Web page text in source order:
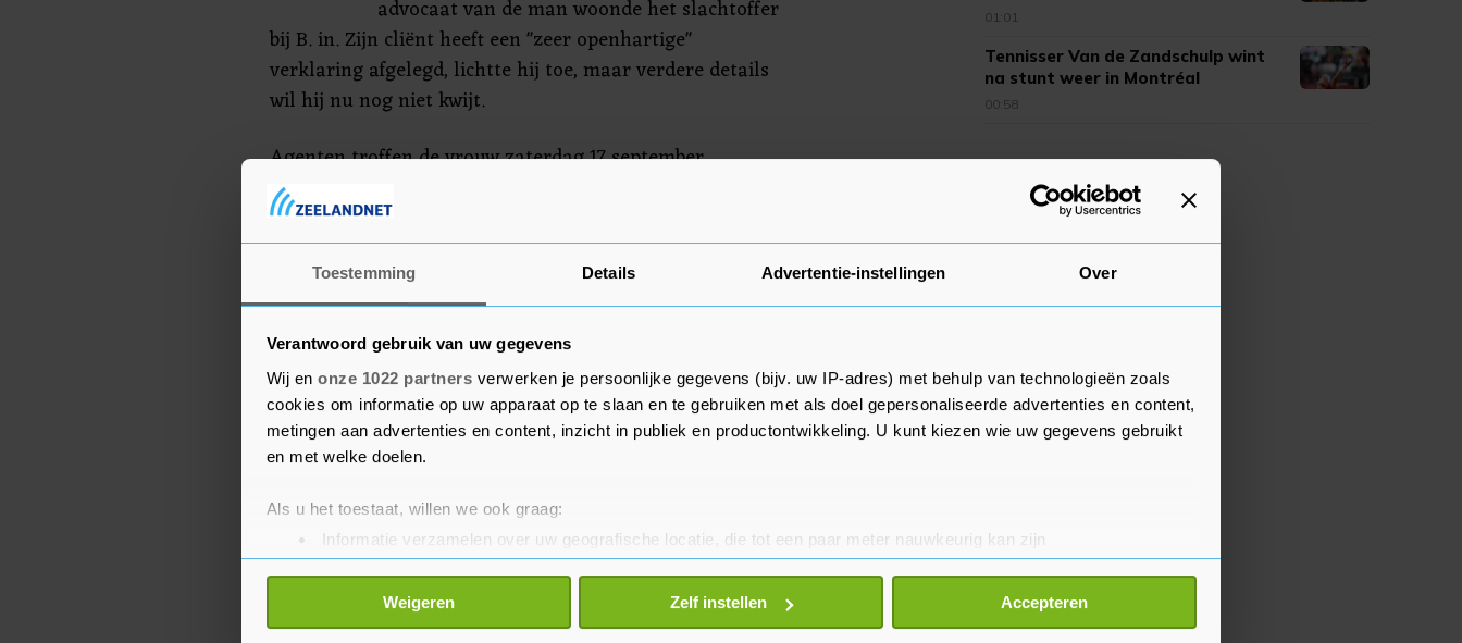
Toestemming Details Advertentie-instellingen Over
Verantwoord gebruik van uw gegevens
Wij en onze 1022 partners verwerken je persoonlijke gegevens (bijv. uw IP-adres) met behulp van technologieën zoals
cookies om informatie op uw apparaat op te slaan en te gebruiken met als doel gepersonaliseerde advertenties en content,
metingen aan advertenties en content, inzicht in publiek en productontwikkeling. U kunt kiezen wie uw gegevens gebruikt
en met welke doelen.
Als u het toestaat, willen we ook graag:
Informatie verzamelen over uw geografische locatie, die tot een paar meter nauwkeurig kan zijn
Uw apparaat identificeren door het actief te scannen op specifieke eigenschappen (fingerprinting)
Lees meer over hoe uw persoonlijke gegevens worden verwerkt en stel uw voorkeuren in het
detailgedeelte
toestemming op elk moment wijzigen of intrekken in de Cookieverklaring.
Weigeren Zelf instellen Accepteren
advocaat van de man woonde het slachtoffer
bij B. in. Zijn cliënt heeft een "zeer openhartige"
verklaring afgelegd, lichtte hij toe, maar verdere details
wil hij nu nog niet kwijt.
Agenten troffen de vrouw zaterdag 17 september
zwaargewond aan in het huis aan de W.F.
Hermansstraat. Ondanks inzet van de hulpdiensten
overleed ze.
De volgende zitting is op 13 maart.
01:01
Tennisser Van de Zandschulp wint
na stunt weer in Montréal
00:58